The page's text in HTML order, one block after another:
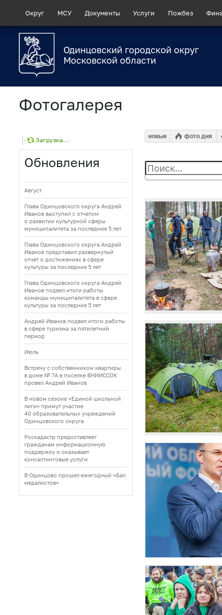
Округ МСУ Документы Услуги Пожбез
Одинцовский городской округ
Московской области
Фотогалерея
Загрузка...
Обновления
Август
Глава Одинцовского округа Андрей
Иванов выступил с отчетом
о развитии культурной сферы
муниципалитета за последние 5 лет
Глава Одинцовского округа Андрей
Иванов представил развернутый
отчет о достижениях в сфере
культуры за последние 5 лет
Глава Одинцовского округа Андрей
Иванов подвел итоги работы
команды муниципалитета в сфере
культуры за последние 5 лет
Андрей Иванов подвел итоги работы
в сфере туризма за пятилетний
период
Июль
Встречу с собственником квартиры
в доме № 7А в поселке ВНИИССОК
провел Андрей Иванов
В новом сезоне «Единой школьной
лиги» примут участие
40 образовательных учреждений
Одинцовского округа
Роскадастр предоставляет
гражданам информационную
поддержку и оказывает
консалтинговые услуги
В Одинцово прошел ежегодный «Бал
медалистов»
новые фото дня